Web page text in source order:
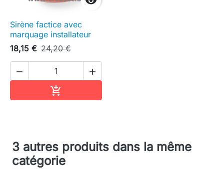
Sirène factice avec
marquage installateur
18,15 € 24,20 €
 

3 autres produits dans la même
catégorie